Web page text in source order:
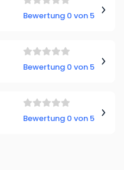
Bewertung 0 von 5
Bewertung 0 von 5
Bewertung 0 von 5